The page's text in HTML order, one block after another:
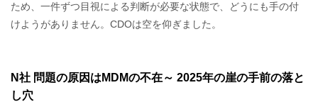
ため、一件ずつ目視による判断が必要な状態で、どうにも手の付
けようがありません。CDOは空を仰ぎました。
N社 問題の原因はMDMの不在～ 2025年の崖の手前の落と
し穴